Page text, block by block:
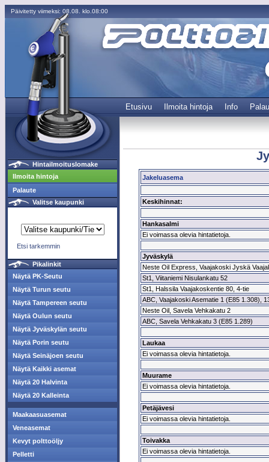
Päivitetty viimeksi: 08.08. klo.08:00
Etusivu Ilmoita hintoja Info
Hintailmoituslomake
Ilmoita hintoja
Palaute
Valitse kaupunki
Etsi tarkemmin
Pikalinkit
Näytä PK-Seutu
Näytä Turun seutu
Näytä Tampereen seutu
Näytä Oulun seutu
Näytä Jyväskylän seutu
Näytä Porin seutu
Näytä Seinäjoen seutu
Näytä Kaikki asemat
Näytä 20 Halvinta
Näytä 20 Kalleinta
Maakaasuasemat
Veneasemat
Kevyt polttoöljy
Pelletti
Jakeluasema
Keskihinnat:
Hankasalmi
Ei voimassa olevia hintatietoja.
Jyväskylä
Neste Oil Express, Vaajakoski Jyskä
St1, Viitaniemi Nisulankatu 52
St1, Halssila Vaajakoskentie 80, 4-tie
ABC, Vaajakoski Asematie 1 (E85 1.308),
Neste Oil, Savela Vehkakatu 2
ABC, Savela Vehkakatu 3 (E85 1.289)
Laukaa
Ei voimassa olevia hintatietoja.
Muurame
Ei voimassa olevia hintatietoja.
Petäjävesi
Ei voimassa olevia hintatietoja.
Toivakka
Ei voimassa olevia hintatietoja.